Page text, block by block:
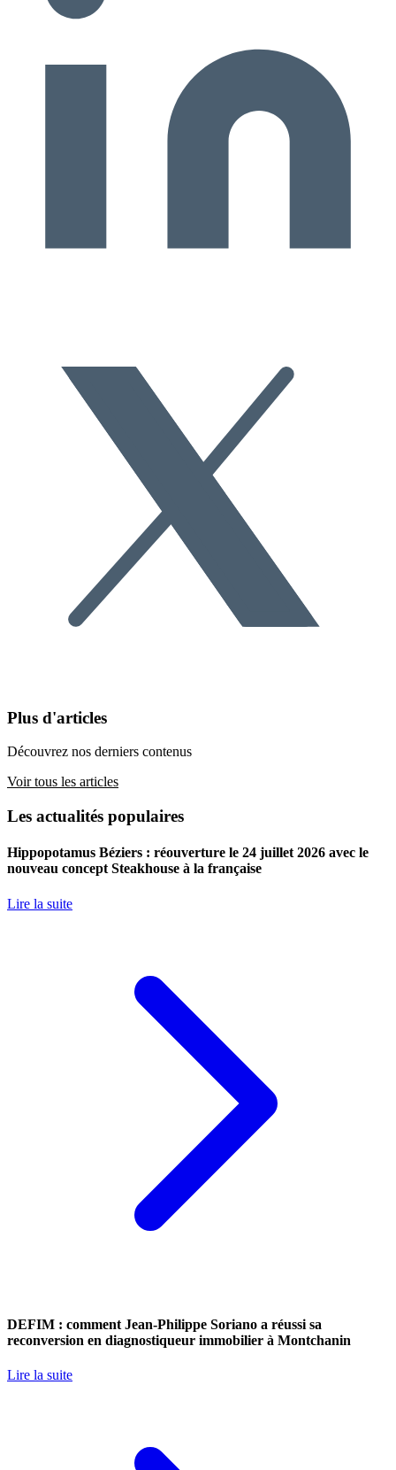
Plus d'articles
Découvrez nos derniers contenus
Voir tous les articles
Les actualités populaires
Hippopotamus Béziers : réouverture le 24 juillet 2026 avec le
nouveau concept Steakhouse à la française
Lire la suite
DEFIM : comment Jean-Philippe Soriano a réussi sa
reconversion en diagnostiqueur immobilier à Montchanin
Lire la suite